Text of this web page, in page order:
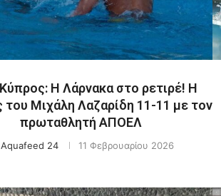
Η Λάρνακα στο ρετιρέ! Η
Μιχάλη Λαζαρίδη 11-11 με τον
πρωταθλητή ΑΠΟΕΛ
Aquafeed 24 11 Φεβρουαρίου 2026